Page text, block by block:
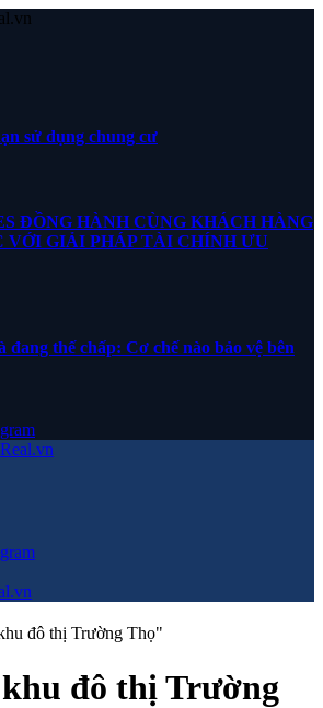
sử dụng chung cư
ĐỒNG HÀNH CÙNG KHÁCH HÀNG
VỚI GIẢI PHÁP TÀI CHÍNH ƯU
thế chấp: Cơ chế nào bảo vệ bên
đô thị Trường Thọ"
khu đô thị Trường